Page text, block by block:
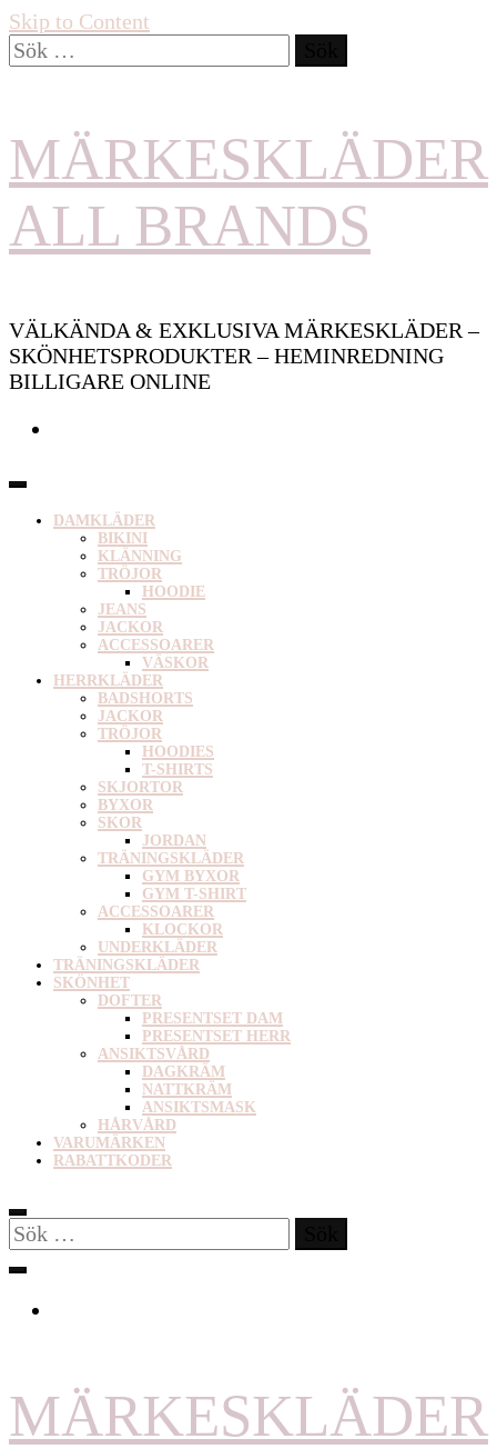
Skip to Content
Sök
efter:
MÄRKESKLÄDER
ALL BRANDS
VÄLKÄNDA & EXKLUSIVA MÄRKESKLÄDER –
SKÖNHETSPRODUKTER – HEMINREDNING
BILLIGARE ONLINE
DAMKLÄDER
BIKINI
KLÄNNING
TRÖJOR
HOODIE
JEANS
JACKOR
ACCESSOARER
VÄSKOR
HERRKLÄDER
BADSHORTS
JACKOR
TRÖJOR
HOODIES
T-SHIRTS
SKJORTOR
BYXOR
SKOR
JORDAN
TRÄNINGSKLÄDER
GYM BYXOR
GYM T-SHIRT
ACCESSOARER
KLOCKOR
UNDERKLÄDER
TRÄNINGSKLÄDER
SKÖNHET
DOFTER
PRESENTSET DAM
PRESENTSET HERR
ANSIKTSVÅRD
DAGKRÄM
NATTKRÄM
ANSIKTSMASK
HÅRVÅRD
VARUMÄRKEN
RABATTKODER
Sök
efter:
MÄRKESKLÄDER